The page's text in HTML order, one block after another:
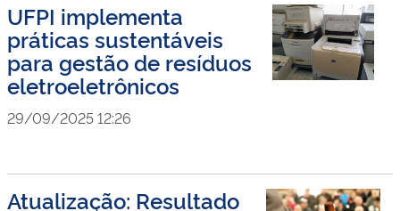
UFPI implementa
práticas sustentáveis
para gestão de resíduos
eletroeletrônicos
29/09/2025 12:26
Atualização: Resultado